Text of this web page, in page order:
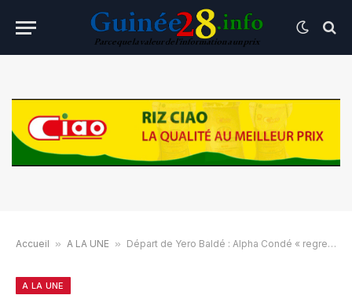
Accueil » A LA UNE » Départ de Yero Baldé : Alpha Condé « regrette son abandon en pleine période de grave danger pour la démocratie »
A LA UNE